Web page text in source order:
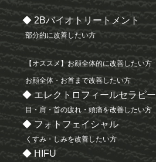
◆ 2Bバイオトリートメント
部分的に改善したい方
【オススメ】お顔全体的に改善したい方
お顔全体・お首まで改善したい方
◆ エレクトロフィールセラピー
目・肩・首の疲れ・頭痛を改善したい方
◆ フォトフェイシャル
くすみ・しみを改善したい方
◆ HIFU